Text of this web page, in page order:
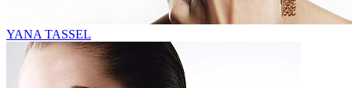
YANA TASSEL